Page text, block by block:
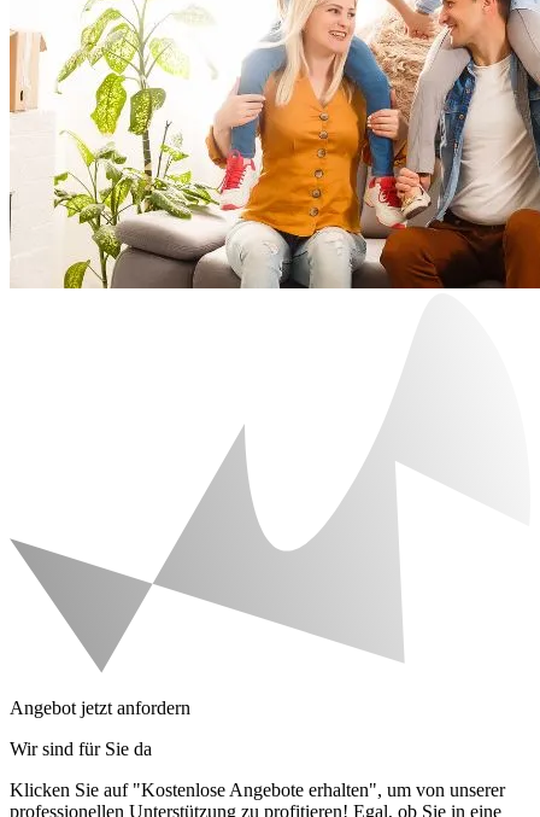
Angebot jetzt anfordern
Wir sind für Sie da
Klicken Sie auf "Kostenlose Angebote erhalten", um von unserer
professionellen Unterstützung zu profitieren! Egal, ob Sie in eine